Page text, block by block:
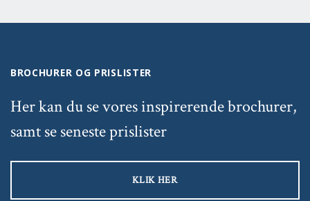
BROCHURER OG PRISLISTER
Her kan du se vores inspirerende brochurer,
samt se seneste prislister
KLIK HER